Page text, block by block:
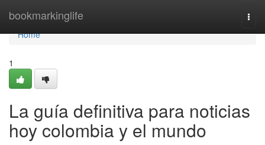
bookmarkinglife
Home
Home
1
La guía definitiva para noticias
hoy colombia y el mundo